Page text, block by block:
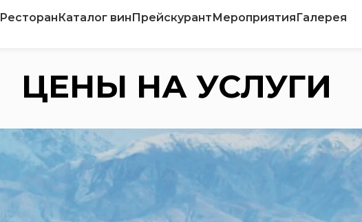
РесторанКаталог винПрейскурантМероприятияГалерея
ЦЕНЫ НА УСЛУГИ